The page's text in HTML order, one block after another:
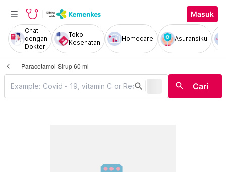
Masuk
Chat
dengan
Dokter
Toko
Kesehatan
Homecare Asuransiku
Paracetamol Sirup 60 ml
search search Cari